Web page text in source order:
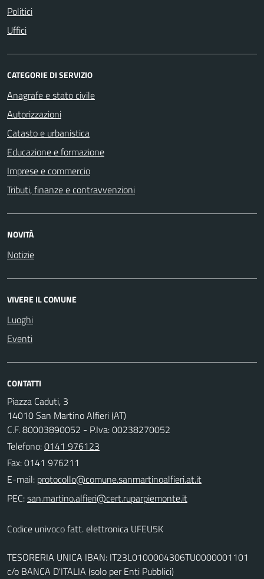
Politici
Uffici
CATEGORIE DI SERVIZIO
Anagrafe e stato civile
Autorizzazioni
Catasto e urbanistica
Educazione e formazione
Imprese e commercio
Tributi, finanze e contravvenzioni
NOVITÀ
Notizie
VIVERE IL COMUNE
Luoghi
Eventi
CONTATTI
Piazza Caduti, 3
14010 San Martino Alfieri (AT)
C.F. 80003890052 - P.Iva: 00238270052
Telefono:0141 976123
Fax: 0141 976211
E-mail:
PEC:
Codice univoco fatt. elettronica UFEU5K
TESORERIA UNICA IBAN: IT23L0100004306TU0000001101
c/o BANCA D'ITALIA (solo per Enti Pubblici)